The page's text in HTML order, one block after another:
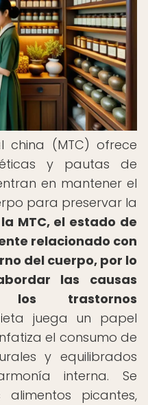
china (MTC) ofrece
y pautas de
en mantener el
para preservar la
MTC, el estado de
relacionado con
del cuerpo, por lo
las causas
los trastornos
juega un papel
el consumo de
y equilibrados
interna. Se
picantes,